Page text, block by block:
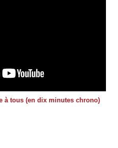
à tous (en dix minutes chrono)